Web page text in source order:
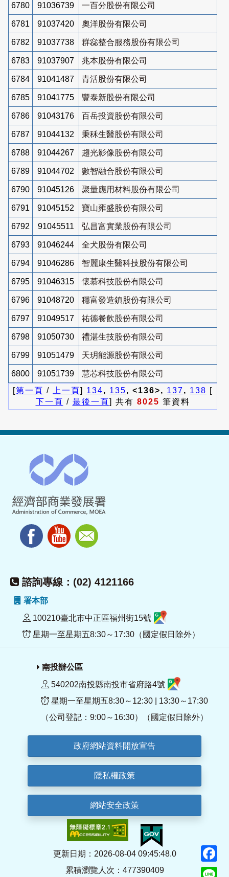
6780 91036739 一百分股份有限公司
6781 91037420 奧洋股份有限公司
6782 91037738 群惢整合服務股份有限公司
6783 91037907 兆本股份有限公司
6784 91041487 青活股份有限公司
6785 91041775 豐泰新股份有限公司
6786 91043176 百岳投資股份有限公司
6787 91044132 秉秝生醫股份有限公司
6788 91044267 趨光影像股份有限公司
6789 91044702 數智融合股份有限公司
6790 91045126 聚量應用材料股份有限公司
6791 91045152 寶山雍盛股份有限公司
6792 91045511 弘昌富實業股份有限公司
6793 91046244 全犬股份有限公司
6794 91046286 智麗康生醫科技股份有限公司
6795 91046315 懷慕科技股份有限公司
6796 91048720 穩富發造鎮股份有限公司
6797 91049517 祐德餐飲股份有限公司
6798 91050730 禮湛生技股份有限公司
6799 91051479 天玥能源股份有限公司
6800 91051739
慧芯科技股份有限公司
[第一頁 / 上一頁] 134, 135, <136>, 137, 138 [
下一頁 / 最後一頁] 共有 8025 筆資料
諮詢專線：(02) 4121166
署本部
100210臺北市中正區福州街15號
星期一至星期五8:30～17:30（國定假日除外）
南投辦公區
540202南投縣南投市省府路4號
星期一至星期五8:30～12:30 | 13:30～17:30
（公司登記：9:00～16:30）（國定假日除外）
政府網站資料開放宣告
隱私權政策
網站安全政策
更新日期：2026-08-04 09:45:48.0
累積瀏覽人次：477390409